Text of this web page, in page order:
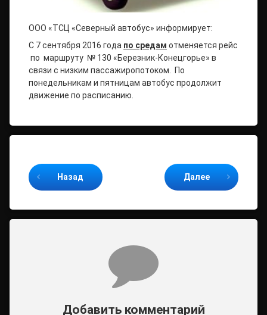
ООО «ТСЦ «Северный автобус» информирует:
С 7 сентября 2016 года по средам отменяется рейс
по маршруту № 130 «Березник-Конецгорье» в
связи с низким пассажиропотоком. По
понедельникам и пятницам автобус продолжит
движение по расписанию.
Назад Далее
Добавить комментарий